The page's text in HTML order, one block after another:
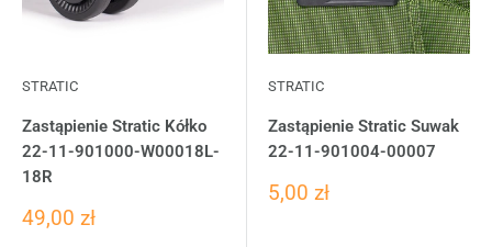
STRATIC
Zastąpienie Stratic Kółko
22-11-901000-W00018L-
18R
49,00 zł
STRATIC
Zastąpienie Stratic Suwak
22-11-901004-00007
5,00 zł